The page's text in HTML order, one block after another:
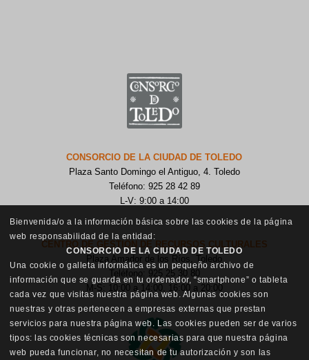
CONSORCIO DE LA CIUDAD DE TOLEDO
Plaza Santo Domingo el Antiguo, 4. Toledo
Teléfono: 925 28 42 89
L-V: 9:00 a 14:00
CENTRO DE GESTIÓN DE RECURSOS CULTURALES
Plaza Amador de los Ríos, Toledo
Teléfono: 925 25 30 80
M-S: 10:00 a 14:00, 16:00 a 20:00
Bienvenida/o a la información básica sobre las cookies de la página
web responsabilidad de la entidad:
CONSORCIO DE LA CIUDAD DE TOLEDO
Una cookie o galleta informática es un pequeño archivo de
información que se guarda en tu ordenador, “smartphone” o tableta
cada vez que visitas nuestra página web. Algunas cookies son
nuestras y otras pertenecen a empresas externas que prestan
servicios para nuestra página web. Las cookies pueden ser de varios
tipos: las cookies técnicas son necesarias para que nuestra página
web pueda funcionar, no necesitan de tu autorización y son las